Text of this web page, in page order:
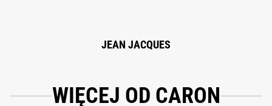
JEAN JACQUES
WIĘCEJ OD CARON